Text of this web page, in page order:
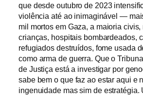
que desde outubro de 2023
violência até ao inimaginável —
mil mortos em Gaza, a maioria
crianças, hospitais bombardeados,
refugiados destruídos, fome usada
como arma de guerra. Que o
de Justiça está a investigar por
sabe bem o que faz ao estar aqui e
ingenuidade mas sim de estratégia.